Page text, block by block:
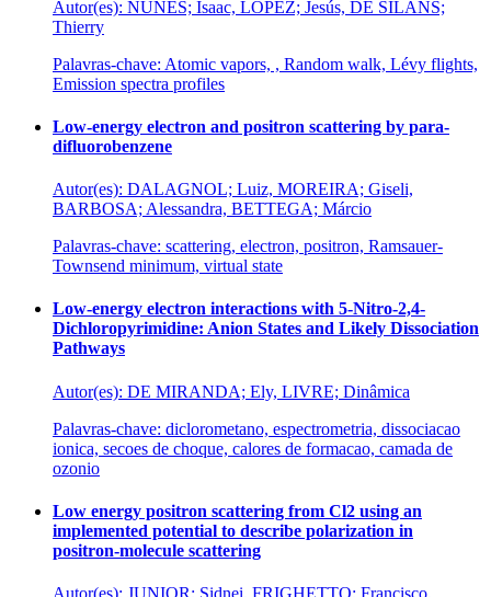
Autor(es): NUNES; Isaac, LÓPEZ; Jesús, DE SILANS;
Thierry
Palavras-chave: Atomic vapors, , Random walk, Lévy flights,
Emission spectra profiles
Low-energy electron and positron scattering by para-
difluorobenzene
Autor(es): DALAGNOL; Luiz, MOREIRA; Giseli,
BARBOSA; Alessandra, BETTEGA; Márcio
Palavras-chave: scattering, electron, positron, Ramsauer-
Townsend minimum, virtual state
Low-energy electron interactions with 5-Nitro-2,4-
Dichloropyrimidine: Anion States and Likely Dissociation
Pathways
Autor(es): DE MIRANDA; Ely, LIVRE; Dinâmica
Palavras-chave: diclorometano, espectrometria, dissociacao
ionica, secoes de choque, calores de formacao, camada de
ozonio
Low energy positron scattering from Cl2 using an
implemented potential to describe polarization in
positron-molecule scattering